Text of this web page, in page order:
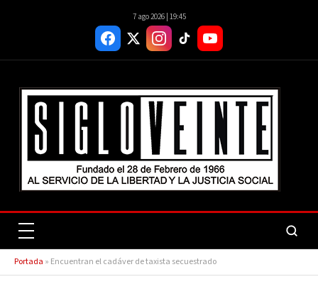
7 ago 2026 | 19:45
Portada » Encuentran el cadáver de taxista secuestrado